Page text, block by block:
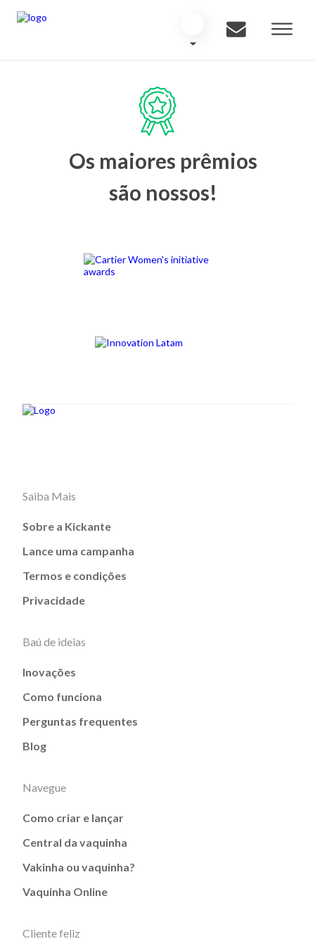
Os maiores prêmios
são nossos!
Saiba Mais
Sobre a Kickante
Lance uma campanha
Termos e condições
Privacidade
Baú de ideias
Inovações
Como funciona
Perguntas frequentes
Blog
Navegue
Como criar e lançar
Central da vaquinha
Vakinha ou vaquinha?
Vaquinha Online
Cliente feliz